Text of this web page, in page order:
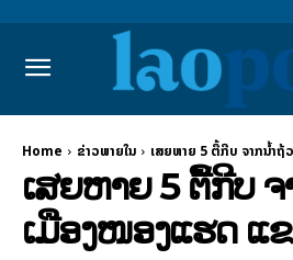
Home ຂ່າວພາຍ​ໃນ ເສຍຫາຍ 5 ຕື້ກີບ ຈາກນໍ້າຖ້
ເສຍຫາຍ 5 ຕື້ກີບ
ເມືອງໜອງແຮດ ແ